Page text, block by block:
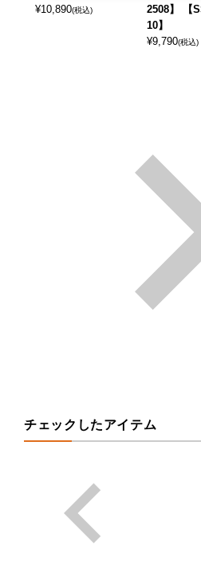
¥10,890(税込)
2508】 【
10】
¥9,790(税込)
チェックしたアイテム